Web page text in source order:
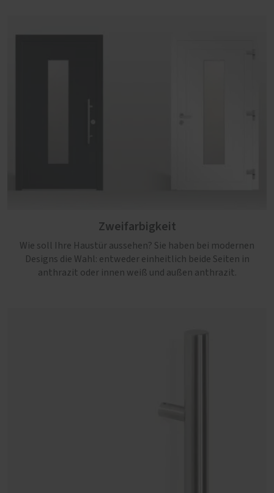
Zweifarbigkeit
Wie soll Ihre Haustür aussehen? Sie haben bei modernen
Designs die Wahl: entweder einheitlich beide Seiten in
anthrazit oder innen weiß und außen anthrazit.